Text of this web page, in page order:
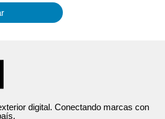
digital. Conectando marcas con